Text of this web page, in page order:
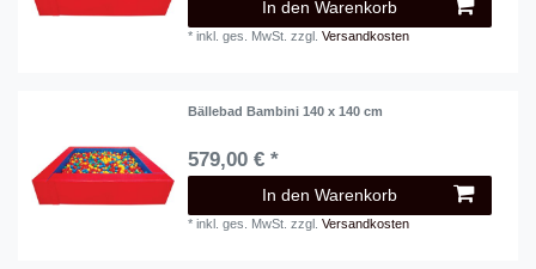
In den Warenkorb
*inkl. ges. MwSt. zzgl.Versandkosten
Bällebad Bambini 140 x 140 cm
579,00 € *
In den Warenkorb
*inkl. ges. MwSt. zzgl.Versandkosten